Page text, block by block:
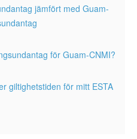
jämfört med Guam-
för Guam-CNMI?
giltighetstiden för mitt ESTA